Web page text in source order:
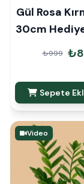
Gül Rosa
30cm
₺999
Sepete
Video